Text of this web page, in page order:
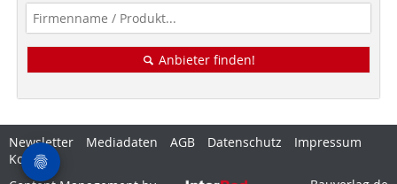
Anbieter finden!
Newsletter Mediadaten AGB Datenschutz
Impressum
Kontakt